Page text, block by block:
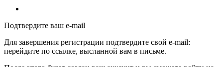
Подтвердите ваш e-mail
Для завершения регистрации подтвердите свой e-mail:
перейдите по ссылке, высланной вам в письме.